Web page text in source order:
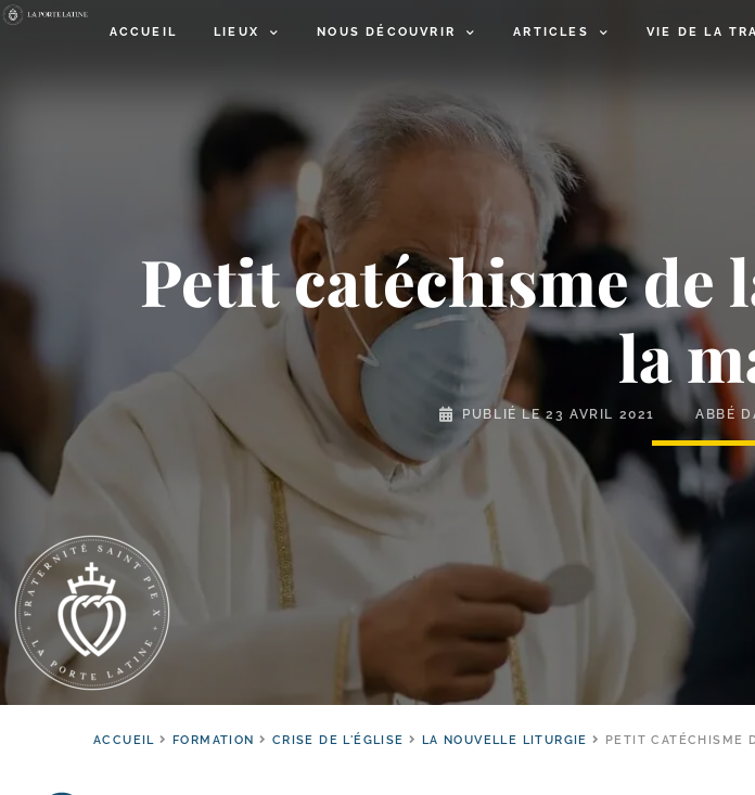
ACCUEIL LIEUX NOUS DÉCOUVRIR ARTICLES VIE DE LA
Petit catéchisme de
la
PUBLIÉ LE23 AVRIL 2021 ABBÉ
ACCUEIL FORMATION CRISE DE L'ÉGLISE LA NOUVELLE LITURGIE PETIT CATÉCHISME